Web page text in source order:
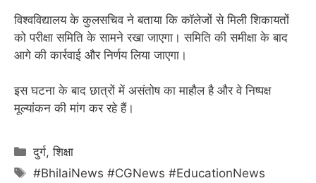
विश्वविद्यालय के कुलसचिव ने बताया कि कॉलेजों से मिली शिकायतों
को परीक्षा समिति के सामने रखा जाएगा। समिति की समीक्षा के बाद
आगे की कार्रवाई और निर्णय लिया जाएगा।
इस घटना के बाद छात्रों में असंतोष का माहौल है और वे निष्पक्ष
मूल्यांकन की मांग कर रहे हैं।
Categories
दुर्ग,शिक्षा
Tags
#BhilaiNews #CGNews #EducationNews